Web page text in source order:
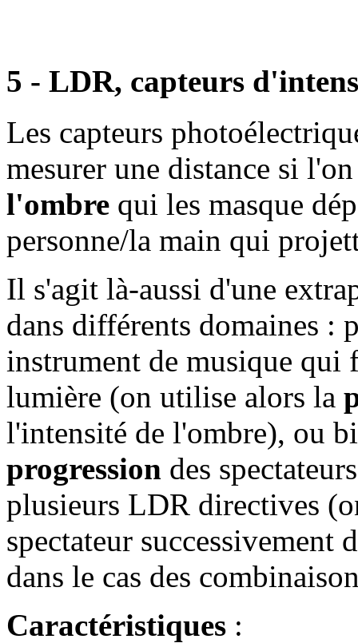
5 - LDR, capteurs
Les capteurs
mesurer une distance si
l'ombre qui les masque
personne/la main qui
Il s'agit là-aussi d'une
dans différents domaines :
instrument de musique qui
lumière (on utilise alors la
l'intensité de l'ombre), ou
progression des
plusieurs LDR directives
spectateur successivement
dans le cas des
Caractéristiques :